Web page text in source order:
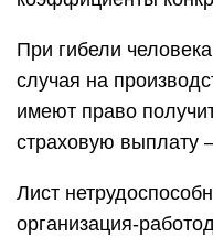
При гибели
случая на
имеют право
страховую выплату
Лист
организация-